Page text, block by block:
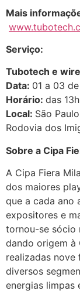
Mais
Serviço:
Tubotech e
Data: 01 a 03
Horário: das
Local: São
Rodovia dos
Sobre a Cipa
A Cipa Fiera
dos maiores
que a cada ano
expositores e
tornou-se sócio
dando origem à
realizadas nove
diversos
energias limpas